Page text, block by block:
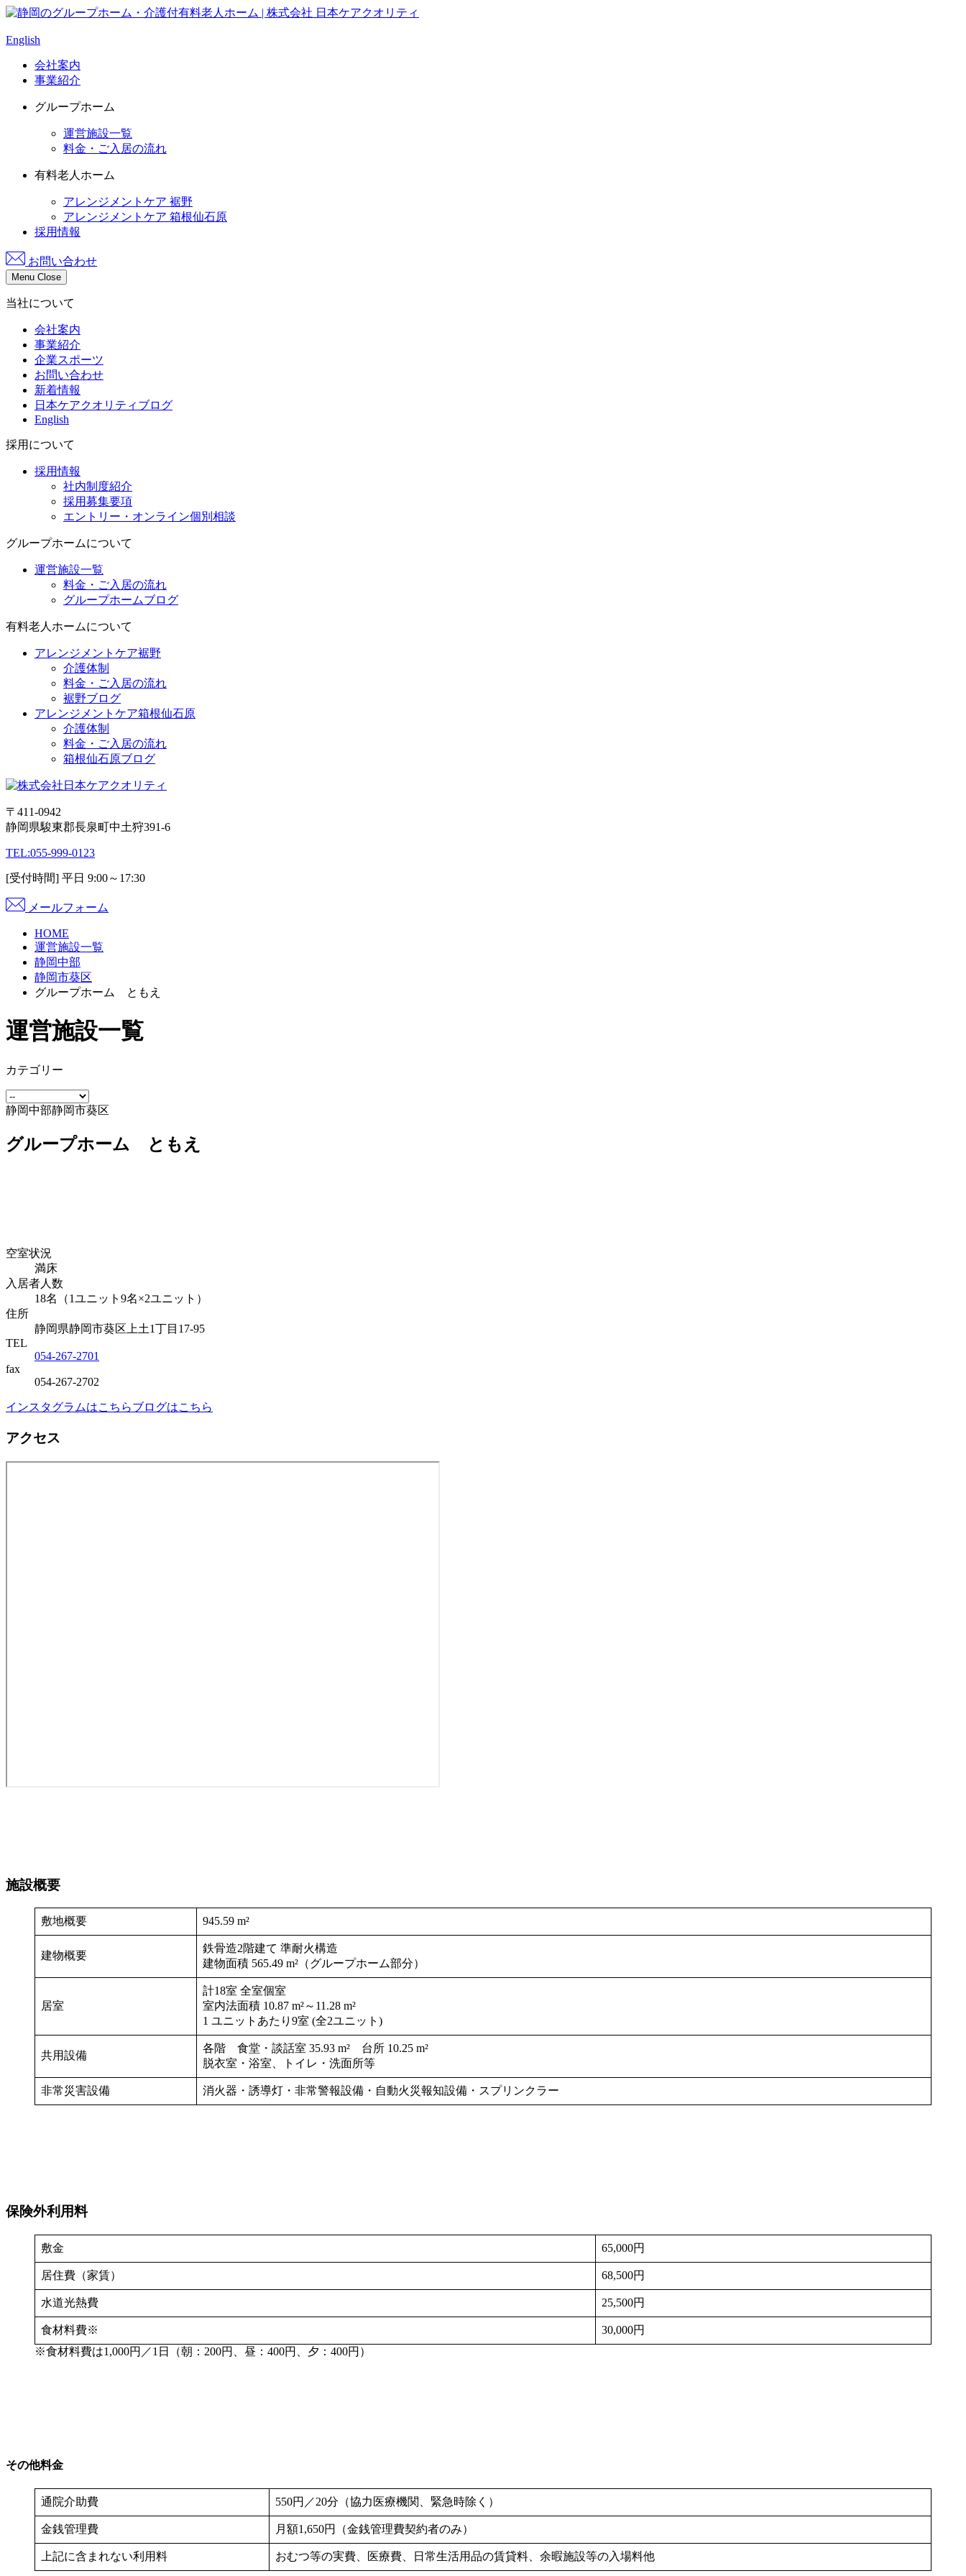
English
会社案内
事業紹介
グループホーム
運営施設一覧
料金・ご入居の流れ
有料老人ホーム
アレンジメントケア 裾野
アレンジメントケア 箱根仙石原
採用情報
お問い合わせ
Menu Close
当社について
会社案内
事業紹介
企業スポーツ
お問い合わせ
新着情報
日本ケアクオリティブログ
English
採用について
採用情報
社内制度紹介
採用募集要項
エントリー・オンライン個別相談
グループホームについて
運営施設一覧
料金・ご入居の流れ
グループホームブログ
有料老人ホームについて
アレンジメントケア裾野
介護体制
料金・ご入居の流れ
裾野ブログ
アレンジメントケア箱根仙石原
介護体制
料金・ご入居の流れ
箱根仙石原ブログ
〒411-0942
静岡県駿東郡長泉町中土狩391-6
TEL:055-999-0123
[受付時間] 平日 9:00～17:30
メールフォーム
HOME
運営施設一覧
静岡中部
静岡市葵区
グループホーム ともえ
運営施設一覧
カテゴリー
静岡中部静岡市葵区
グループホーム ともえ
空室状況
満床
入居者人数
18名（1ユニット9名×2ユニット）
住所
静岡県静岡市葵区上土1丁目17-95
TEL
054-267-2701
fax
054-267-2702
インスタグラムはこちらブログはこちら
アクセス
施設概要
敷地概要 945.59 m²
建物概要
鉄骨造2階建て 準耐火構造
建物面積 565.49 m²（グループホーム部分）
居室
計18室 全室個室
室内法面積 10.87 m²～11.28 m²
1 ユニットあたり9室 (全2ユニット)
共用設備
各階 食堂・談話室 35.93 m² 台所 10.25 m²
脱衣室・浴室、トイレ・洗面所等
非常災害設備 消火器・誘導灯・非常警報設備・自動火災報知設備・スプリンクラー
保険外利用料
敷金 65,000円
居住費（家賃） 68,500円
水道光熱費 25,500円
食材料費※
30,000円
※食材料費は1,000円／1日（朝：200円、昼：400円、夕：400円）
その他料金
通院介助費 550円／20分（協力医療機関、緊急時除く）
金銭管理費 月額1,650円（金銭管理費契約者のみ）
上記に含まれない利用料 おむつ等の実費、医療費、日常生活用品の賃貸料、余暇施設等の入場料他